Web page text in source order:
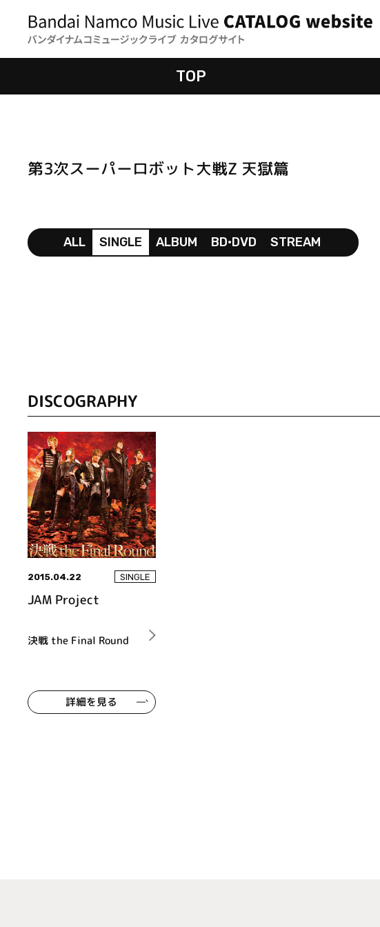
TOP
第3次スーパーロボット大戦Z 天獄篇
ALL SINGLE ALBUM BD•DVD STREAM
DISCOGRAPHY
2015.04.22 SINGLE
JAM Project
決戦 the Final Round
詳細を見る